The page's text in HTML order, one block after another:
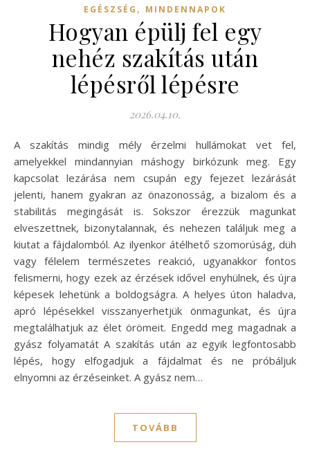
EGÉSZSÉG , MINDENNAPOK
Hogyan épülj fel egy
nehéz szakítás után
lépésről lépésre
2026.04.10.
A szakítás mindig mély érzelmi hullámokat vet fel,
amelyekkel mindannyian máshogy birkózunk meg. Egy
kapcsolat lezárása nem csupán egy fejezet lezárását
jelenti, hanem gyakran az önazonosság, a bizalom és a
stabilitás megingását is. Sokszor érezzük magunkat
elveszettnek, bizonytalannak, és nehezen találjuk meg a
kiutat a fájdalomból. Az ilyenkor átélhető szomorúság, düh
vagy félelem természetes reakció, ugyanakkor fontos
felismerni, hogy ezek az érzések idővel enyhülnek, és újra
képesek lehetünk a boldogságra. A helyes úton haladva,
apró lépésekkel visszanyerhetjük önmagunkat, és újra
megtalálhatjuk az élet örömeit. Engedd meg magadnak a
gyász folyamatát A szakítás után az egyik legfontosabb
lépés, hogy elfogadjuk a fájdalmat és ne próbáljuk
elnyomni az érzéseinket. A gyász nem…
TOVÁBB